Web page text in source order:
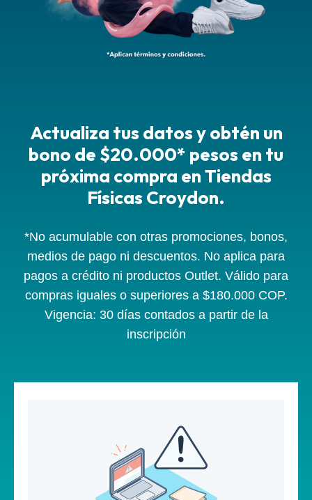
Actualiza tus datos y obtén un
bono de $20.000* pesos en tu
próxima compra en Tiendas
Físicas Croydon.
*No acumulable con otras promociones, bonos,
medios de pago ni descuentos. No aplica para
pagos a crédito ni productos Outlet. Válido para
compras iguales o superiores a $180.000 COP.
Vigencia: 30 días contados a partir de la
inscripción